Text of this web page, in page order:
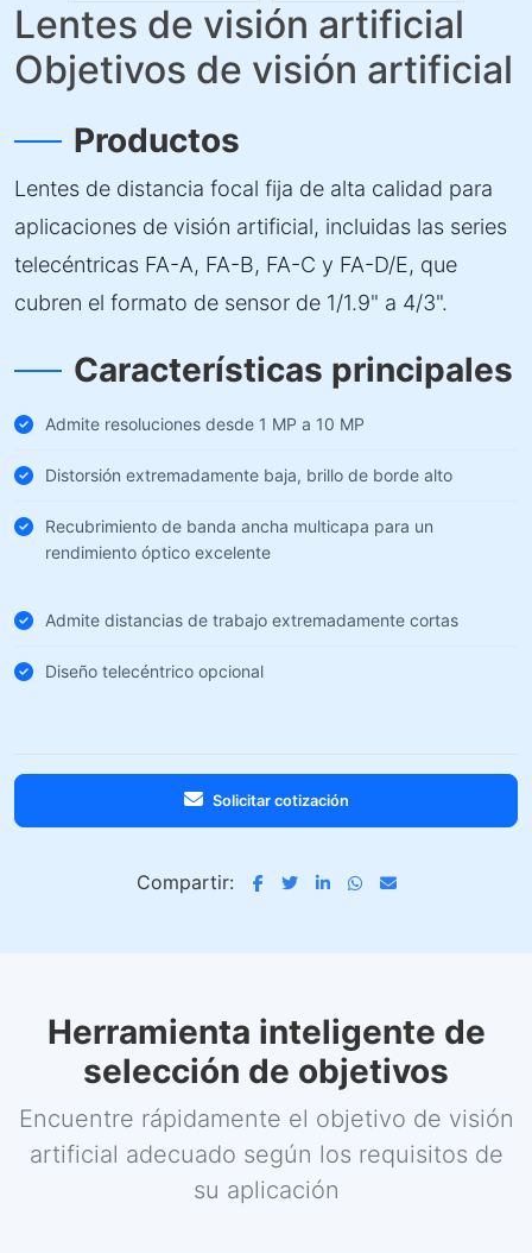
Lentes de visión artificial
Objetivos de visión artificial
Productos
Lentes de distancia focal fija de alta calidad para
aplicaciones de visión artificial, incluidas las series
telecéntricas FA-A, FA-B, FA-C y FA-D/E, que
cubren el formato de sensor de 1/1.9" a 4/3".
Características principales
Admite resoluciones desde 1 MP a 10 MP
Distorsión extremadamente baja, brillo de borde alto
Recubrimiento de banda ancha multicapa para un
rendimiento óptico excelente
Admite distancias de trabajo extremadamente cortas
Diseño telecéntrico opcional
Solicitar cotización
Compartir:
Herramienta inteligente de
selección de objetivos
Encuentre rápidamente el objetivo de visión
artificial adecuado según los requisitos de
su aplicación